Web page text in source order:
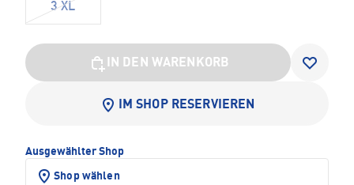
3 XL
IN DEN WARENKORB
IM SHOP RESERVIEREN
Ausgewählter Shop
Shop wählen